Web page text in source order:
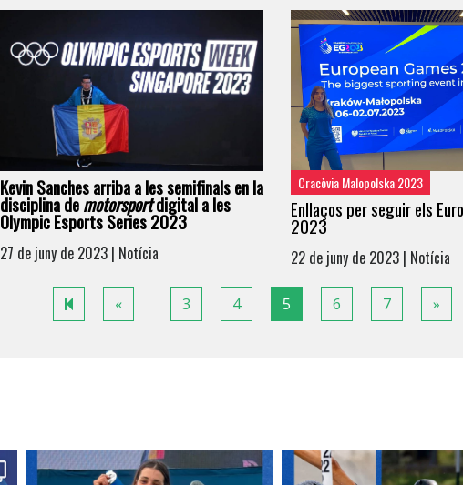
Kevin Sanches arriba a les semifinals en la
disciplina demotorsportdigital a les
Olympic Esports Series 2023
27 de juny de 2023 | Notícia
Cracòvia Malopolska 2023
Enllaços per seguir els
2023
22 de juny de 2023 | Notícia
«Previous
page
3 4 5 6 7 »Next